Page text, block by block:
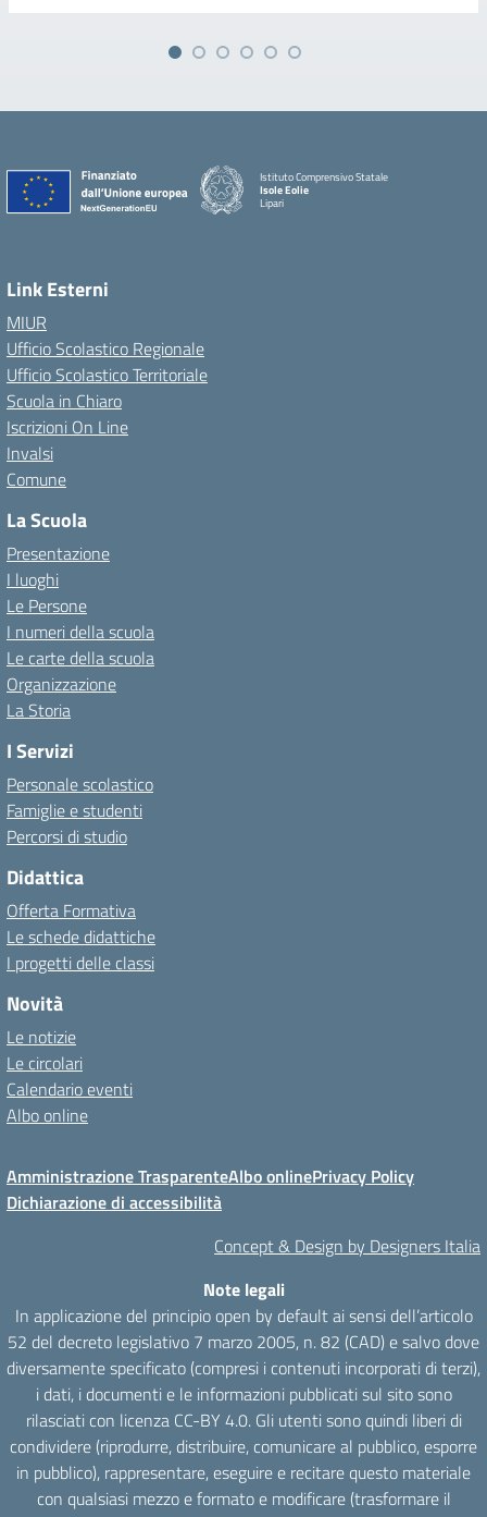
Istituto Comprensivo Statale
Isole Eolie
Lipari
Link Esterni
MIUR
Ufficio Scolastico Regionale
Ufficio Scolastico Territoriale
Scuola in Chiaro
Iscrizioni On Line
Invalsi
Comune
La Scuola
Presentazione
I luoghi
Le Persone
I numeri della scuola
Le carte della scuola
Organizzazione
La Storia
I Servizi
Personale scolastico
Famiglie e studenti
Percorsi di studio
Didattica
Offerta Formativa
Le schede didattiche
I progetti delle classi
Novità
Le notizie
Le circolari
Calendario eventi
Albo online
Amministrazione TrasparenteAlbo onlinePrivacy Policy
Dichiarazione di accessibilità
Concept & Design by Designers Italia
Note legali
In applicazione del principio open by default ai sensi dell’articolo
52 del decreto legislativo 7 marzo 2005, n. 82 (CAD) e salvo dove
diversamente specificato (compresi i contenuti incorporati di terzi),
i dati, i documenti e le informazioni pubblicati sul sito sono
rilasciati con licenza CC-BY 4.0. Gli utenti sono quindi liberi di
condividere (riprodurre, distribuire, comunicare al pubblico, esporre
in pubblico), rappresentare, eseguire e recitare questo materiale
con qualsiasi mezzo e formato e modificare (trasformare il